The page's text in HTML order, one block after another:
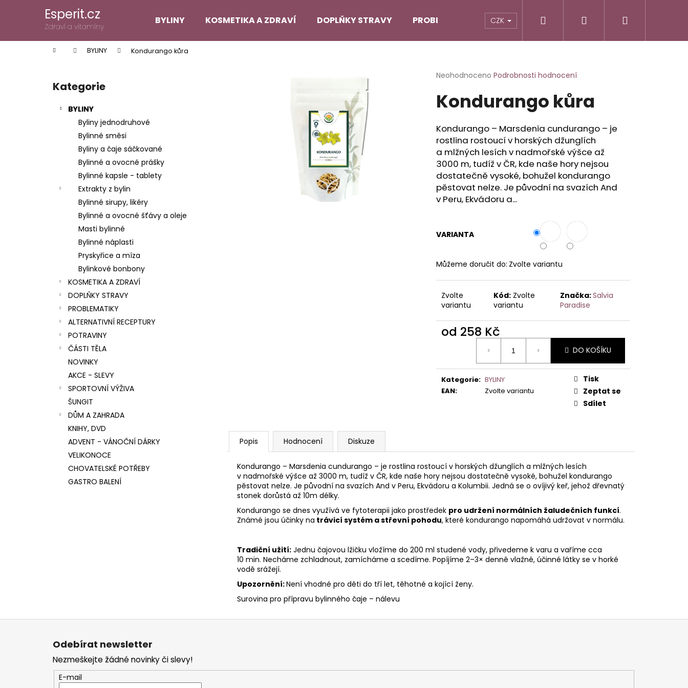
Esperit.cz
Zdraví a vitamíny
BYLINY KOSMETIKA A ZDRAVÍ DOPLŇKY STRAVY PROBLEMATIKY ALTERNATIVNÍ RECEPTURY
CZK Přihlášení
Domů BYLINY Kondurango kůra
Přeskočit
kategorie
Kategorie
BYLINY
Byliny jednodruhové
Bylinné směsi
Byliny a čaje sáčkované
Bylinné a ovocné prášky
Bylinné kapsle - tablety
Extrakty z bylin
Bylinné sirupy, likéry
Bylinné a ovocné šťávy a oleje
Masti bylinné
Bylinné náplasti
Pryskyřice a míza
Bylinkové bonbony
KOSMETIKA A ZDRAVÍ
DOPLŇKY STRAVY
PROBLEMATIKY
ALTERNATIVNÍ RECEPTURY
POTRAVINY
ČÁSTI TĚLA
NOVINKY
AKCE - SLEVY
SPORTOVNÍ VÝŽIVA
ŠUNGIT
DŮM A ZAHRADA
KNIHY, DVD
ADVENT - VÁNOČNÍ DÁRKY
VELIKONOCE
CHOVATELSKÉ POTŘEBY
GASTRO BALENÍ
Průměrné
produktu
je
z
5
hvězdiček.
Neohodnoceno Podrobnosti hodnocení
Kondurango kůra
Kondurango – Marsdenia cundurango – je
rostlina rostoucí v horských džunglích
a mlžných lesích v nadmořské výšce až
3000 m, tudíž v ČR, kde naše hory nejsou
dostatečně vysoké, bohužel kondurango
pěstovat nelze. Je původní na svazích And
v Peru, Ekvádoru a...
VARIANTA
Můžeme doručit do: Zvolte variantu
Zvolte
variantu
Kód: Zvolte
variantu
Značka:Salvia
Paradise
od 258 Kč
DO KOŠÍKU
Kategorie: BYLINY
EAN: Zvolte variantu
Tisk
Zeptat se
Sdílet
Popis Hodnocení Diskuze
Kondurango – Marsdenia cundurango – je rostlina rostoucí v horských džunglích a mlžných lesích
v nadmořské výšce až 3000 m, tudíž v ČR, kde naše hory nejsou dostatečně vysoké, bohužel kondurango
pěstovat nelze. Je původní na svazích And v Peru, Ekvádoru a Kolumbii. Jedná se o ovíjivý keř, jehož dřevnatý
stonek dorůstá až 10m délky.
Kondurango se dnes využívá ve fytoterapii jako prostředek pro udržení normálních žaludečních funkcí.
Známé jsou účinky na trávicí systém a střevní pohodu, které kondurango napomáhá udržovat v normálu.
Tradiční užití: Jednu čajovou lžičku vložíme do 200 ml studené vody, přivedeme k varu a vaříme cca
10 min. Necháme zchladnout, zamícháme a scedíme. Popíjíme 2–3× denně vlažné, účinné látky se v horké
vodě srážejí.
Upozornění:Není vhodné pro děti do tří let, těhotné a kojící ženy.
Surovina pro přípravu bylinného čaje – nálevu
í
Zpět
do
Zpět
do
Doporučujeme
Z
Odebírat newsletter
Nezmeškejte žádné novinky či slevy!
E-mail